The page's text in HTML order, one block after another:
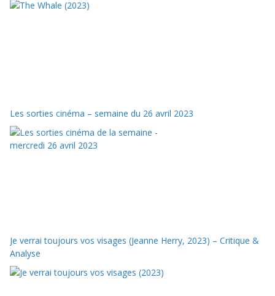
Les sorties cinéma – semaine du 26 avril 2023
Je verrai toujours vos visages (Jeanne Herry, 2023) – Critique &
Analyse